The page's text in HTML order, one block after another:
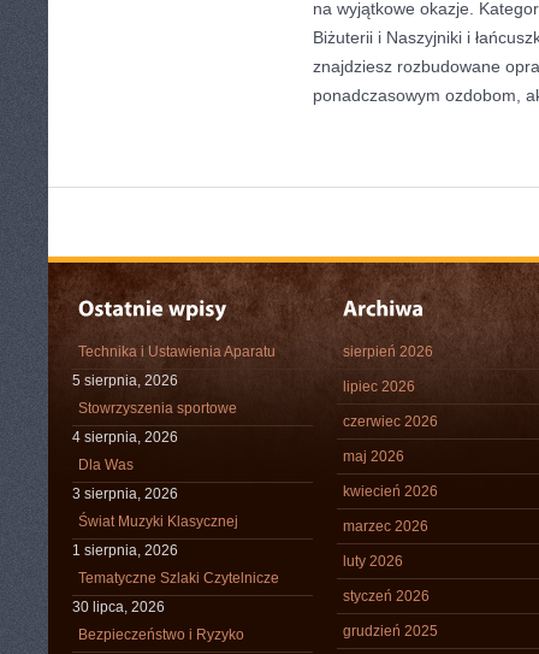
na wyjątkowe okazje.
Biżuterii i Naszyjniki i
znajdziesz rozbudowane
ponadczasowym ozdobom,
Technika i Ustawienia Aparatu
5 sierpnia, 2026
Stowrzyszenia sportowe
4 sierpnia, 2026
Dla Was
3 sierpnia, 2026
Świat Muzyki Klasycznej
1 sierpnia, 2026
Tematyczne Szlaki Czytelnicze
30 lipca, 2026
Bezpieczeństwo i Ryzyko
sierpień 2026
lipiec 2026
czerwiec 2026
maj 2026
kwiecień 2026
marzec 2026
luty 2026
styczeń 2026
grudzień 2025